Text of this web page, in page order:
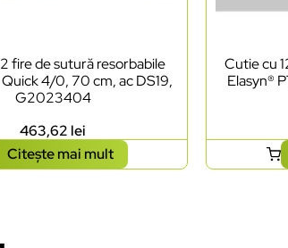
fire de sutură resorbabile
4/0, 70 cm, ac DS19,
G2023404
463,62 lei
Citește mai mult
Cutie cu
Elasyn®